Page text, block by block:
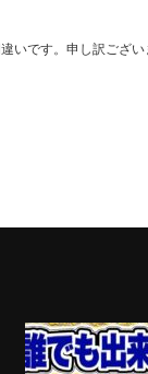
いです。申し訳ござい